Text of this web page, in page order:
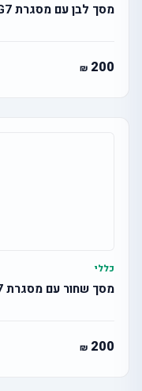
מסך לבן עם מסגרת Huawei Ascend G7
200
כללי
מסך שחור עם מסגרת Huawei Ascend G7
200